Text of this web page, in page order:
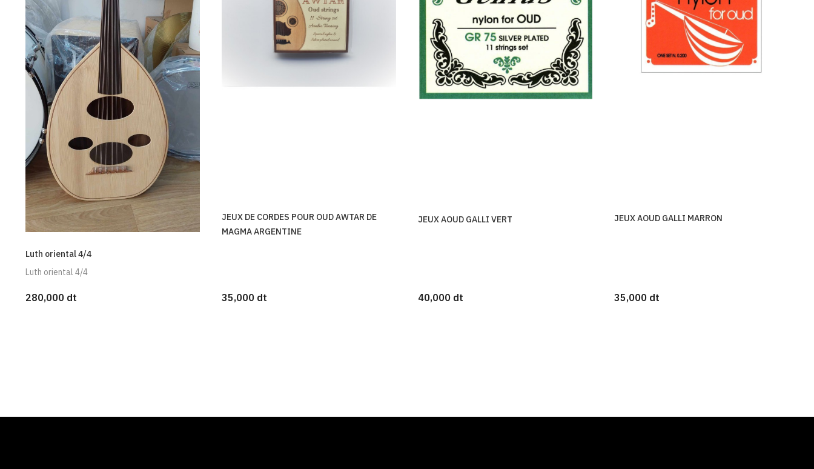
Luth oriental 4/4
Luth oriental 4/4
280,000 dt
JEUX DE CORDES POUR OUD AWTAR DE
MAGMA ARGENTINE
35,000 dt
JEUX AOUD GALLI VERT
40,000 dt
JEUX AOUD GALLI MARRON
35,000 dt